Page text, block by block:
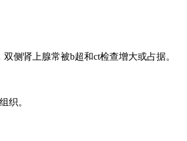
侧肾上腺常被b超和ct检查增大或占据。
织。